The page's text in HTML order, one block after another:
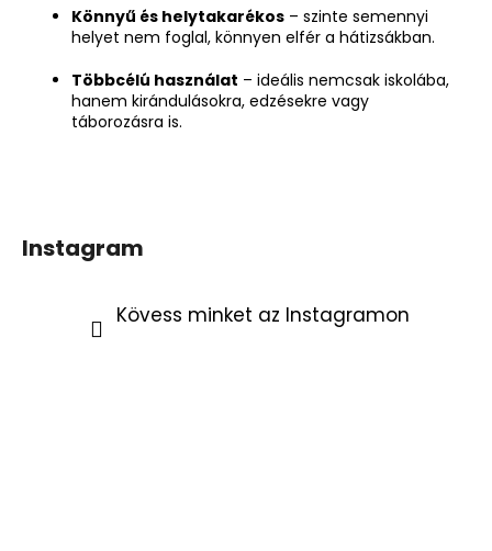
Könnyű és helytakarékos – szinte semennyi
helyet nem foglal, könnyen elfér a hátizsákban.
Többcélú használat – ideális nemcsak iskolába,
hanem kirándulásokra, edzésekre vagy
táborozásra is.
Instagram
Kövess minket az Instagramon